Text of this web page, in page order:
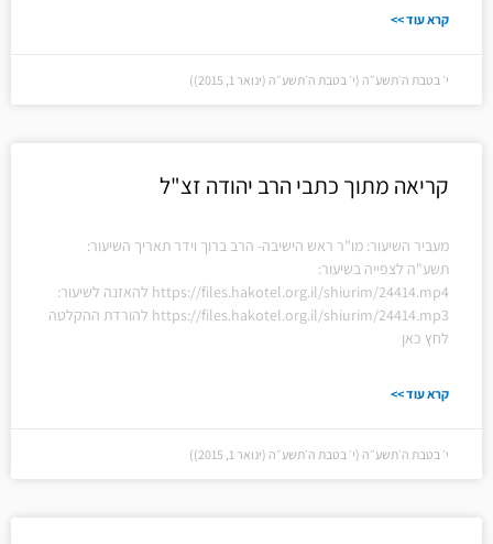
קרא עוד >>
י׳ בטבת ה׳תשע״ה (י׳ בטבת ה׳תשע״ה (ינואר 1, 2015))
קריאה מתוך כתבי הרב יהודה זצ"ל
מעביר השיעור: מו"ר ראש הישיבה- הרב ברוך וידר תאריך השיעור:
תשע"ה לצפייה בשיעור:
https://files.hakotel.org.il/shiurim/24414.mp4 להאזנה לשיעור:
https://files.hakotel.org.il/shiurim/24414.mp3 להורדת ההקלטה
לחץ כאן
קרא עוד >>
י׳ בטבת ה׳תשע״ה (י׳ בטבת ה׳תשע״ה (ינואר 1, 2015))